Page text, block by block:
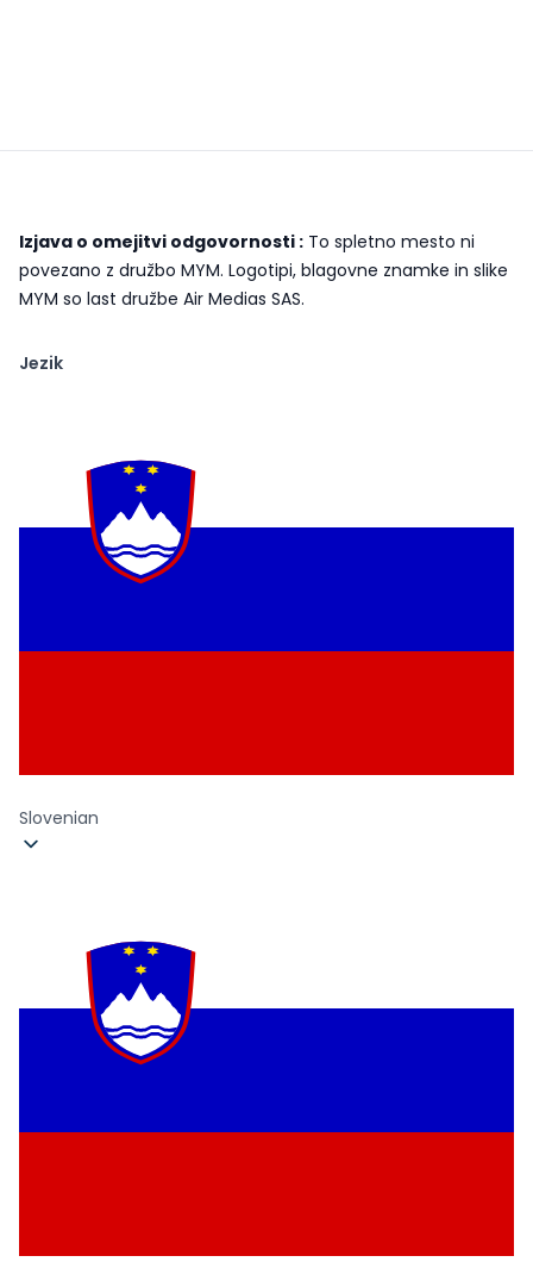
Izjava o omejitvi odgovornosti : To spletno mesto ni
povezano z družbo MYM. Logotipi, blagovne znamke in slike
MYM so last družbe Air Medias SAS.
Jezik
Slovenian